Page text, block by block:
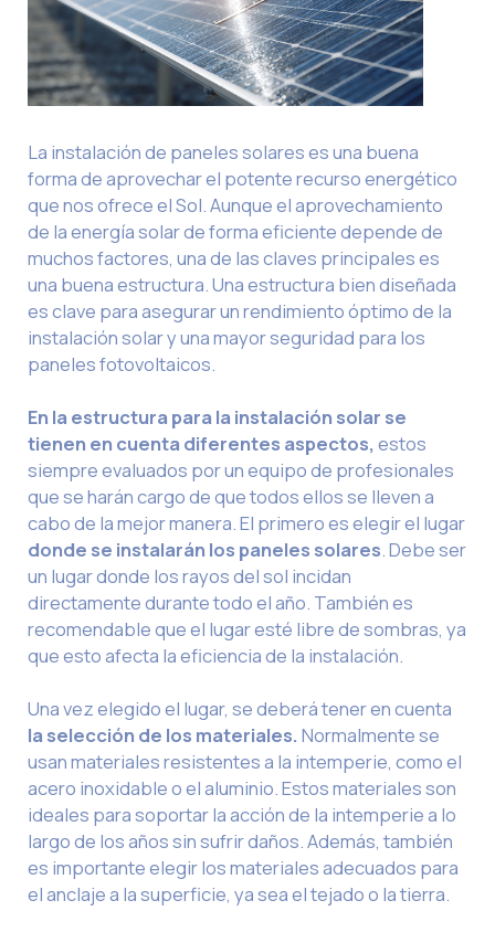
La instalación de paneles solares es una buena
forma de aprovechar el potente recurso energético
que nos ofrece el Sol. Aunque el aprovechamiento
de la energía solar de forma eficiente depende de
muchos factores, una de las claves principales es
una buena estructura. Una estructura bien diseñada
es clave para asegurar un rendimiento óptimo de la
instalación solar y una mayor seguridad para los
paneles fotovoltaicos.
En la estructura para la instalación solar se
tienen en cuenta diferentes aspectos, estos
siempre evaluados por un equipo de profesionales
que se harán cargo de que todos ellos se lleven a
cabo de la mejor manera. El primero es elegir el lugar
donde se instalarán los paneles solares. Debe ser
un lugar donde los rayos del sol incidan
directamente durante todo el año. También es
recomendable que el lugar esté libre de sombras, ya
que esto afecta la eficiencia de la instalación.
Una vez elegido el lugar, se deberá tener en cuenta
la selección de los materiales. Normalmente se
usan materiales resistentes a la intemperie, como el
acero inoxidable o el aluminio. Estos materiales son
ideales para soportar la acción de la intemperie a lo
largo de los años sin sufrir daños. Además, también
es importante elegir los materiales adecuados para
el anclaje a la superficie, ya sea el tejado o la tierra.